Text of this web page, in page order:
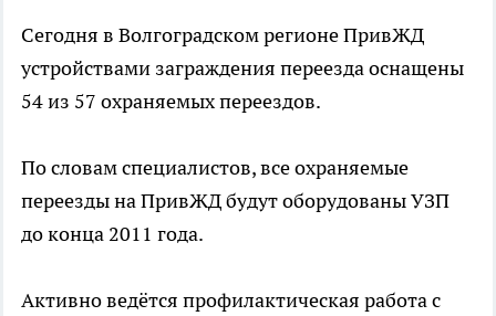
Сегодня в Волгоградском регионе ПривЖД
устройствами заграждения переезда оснащены
54 из 57 охраняемых переездов.
По словам специалистов, все охраняемые
переезды на ПривЖД будут оборудованы УЗП
до конца 2011 года.
Активно ведётся профилактическая работа с